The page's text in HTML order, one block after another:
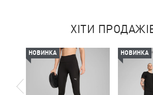
ХІТИ
НОВИНКА НОВИНКА